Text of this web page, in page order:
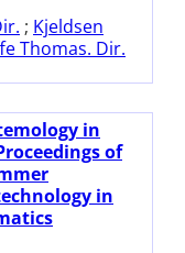
; Kjeldsen
Thomas. Dir.
in
of
in